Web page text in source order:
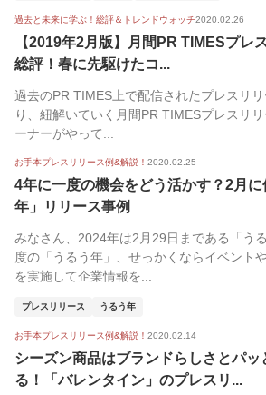
過去と未来に学ぶ！総評＆トレンドウォッチ2020.02.26
【2019年2月版】月間PR TIMESプレ
総評！春に先駆けたコ...
過去のPR TIMES上で配信されたプレスリ
り、紐解いていく月間PR TIMESプレスリ
ーナーがやって...
お手本プレスリリース例&解説！ 2020.02.25
4年に一度の機会をどう活かす？2月に
年」リリース事例
みなさん、2024年は2月29日まである「う
度の「うるう年」、せっかくならイベント
を実施して企業情報を...
プレスリリース うるう年
お手本プレスリリース例&解説！ 2020.02.14
シーズン商品はブランドらしさとパ
る！「バレンタイン」のプレスリ...